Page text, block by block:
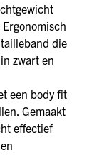
die
zwart en
een body fit
Gemaakt
effectief